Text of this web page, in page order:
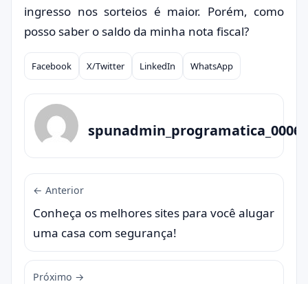
ingresso nos sorteios é maior. Porém, como
posso saber o saldo da minha nota fiscal?
Compartilhar
Facebook X/Twitter LinkedIn WhatsApp
spunadmin_programatica_0006
← Anterior
Conheça os melhores sites para você alugar
uma casa com segurança!
Próximo →